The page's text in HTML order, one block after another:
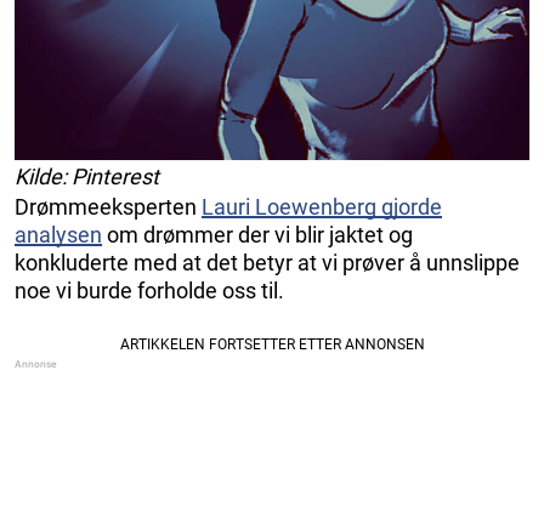
Kilde: Pinterest
Drømmeeksperten Lauri Loewenberg gjorde
analysen om drømmer der vi blir jaktet og
konkluderte med at det betyr at vi prøver å unnslippe
noe vi burde forholde oss til.